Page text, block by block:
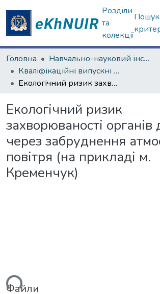
Розділи
та
колекції
Пошук
Головна
Навчально-науковий інститут екології, зеленої енергетики та сталого розвитку
Кваліфікаційні випускні роботи бакалаврів. Навчально-науковий інститут екології, зеленої енергетики та сталого розвитку
Екологічний ризик захворюваності органів дихання через забруднення атмосферного повітря (на прикладі м. Кременчук)
Екологічний ризик
захворюваності органів
через забруднення
повітря (на прикладі м.
Кременчук)
Файли